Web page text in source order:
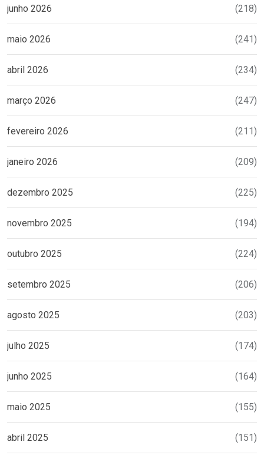
junho 2026 (218)
maio 2026 (241)
abril 2026 (234)
março 2026 (247)
fevereiro 2026 (211)
janeiro 2026 (209)
dezembro 2025 (225)
novembro 2025 (194)
outubro 2025 (224)
setembro 2025 (206)
agosto 2025 (203)
julho 2025 (174)
junho 2025 (164)
maio 2025 (155)
abril 2025 (151)